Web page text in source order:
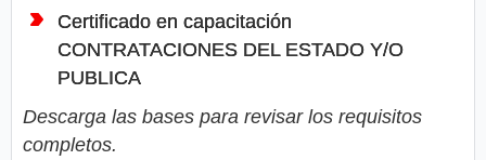
Certificado en capacitación
CONTRATACIONES DEL ESTADO Y/O
PUBLICА
Descarga las bases para revisar los requisitos
completos.